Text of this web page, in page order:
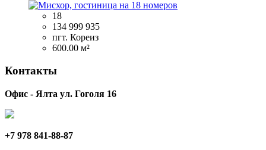
18
134 999 935
пгт. Кореиз
600.00 м²
Контакты
Офис - Ялта ул. Гоголя 16
+7 978 841-88-87